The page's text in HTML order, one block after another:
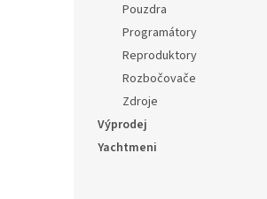
Pouzdra
Programátory
Reproduktory
Rozbočovače
Zdroje
Výprodej
Yachtmeni